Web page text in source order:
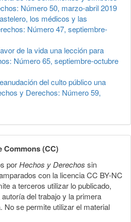
Número 50, marzo-abril 2019
los médicos y las
Número 47, septiembre-
de la vida una lección para
Número 65, septiembre-octubre
del culto público una
y Derechos: Número 59,
Commons (CC)
porHechos y Derechos sin
con la licencia CC BY-NC
a terceros utilizar lo publicado,
del trabajo y la primera
No se permite utilizar el material